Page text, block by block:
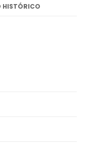
HISTÓRICO